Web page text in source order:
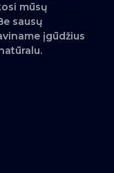
mūsų
sausų
įgūdžius